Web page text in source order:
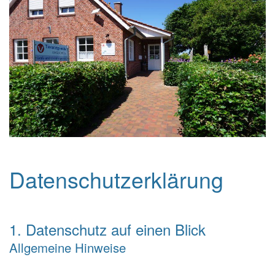
Über uns
Kleintierpraxis
Großtierpraxis
Kontakt & Anfahrt
Datenschutzerklärung
1. Datenschutz auf einen Blick
Allgemeine Hinweise